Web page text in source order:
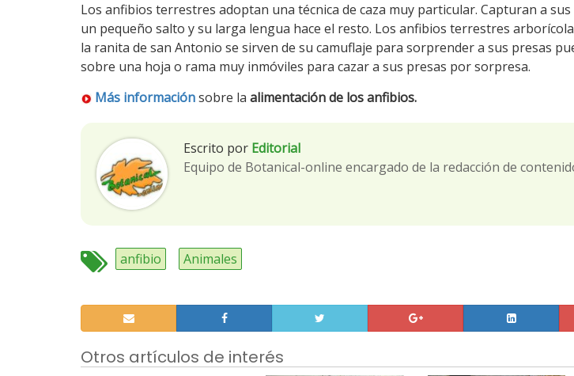
Los anfibios terrestres adoptan una técnica de caza muy particular. Capturan a
un pequeño salto y su larga lengua hace el resto. Los anfibios terrestres
la ranita de san Antonio se sirven de su camuflaje para sorprender a sus presas
sobre una hoja o rama muy inmóviles para cazar a sus presas por sorpresa.
Más informaciónsobre la alimentación de los anfibios.
Escrito por Editorial
Equipo de Botanical-online encargado de la redacción de
anfibio Animales
Otros artículos de interés